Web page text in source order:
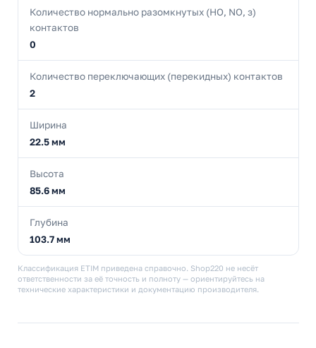
Количество нормально разомкнутых (НО, NO, з)
контактов
0
Количество переключающих (перекидных) контактов
2
Ширина
22.5 мм
Высота
85.6 мм
Глубина
103.7 мм
Классификация ETIM приведена справочно. Shop220 не несёт
ответственности за её точность и полноту — ориентируйтесь на
технические характеристики и документацию производителя.